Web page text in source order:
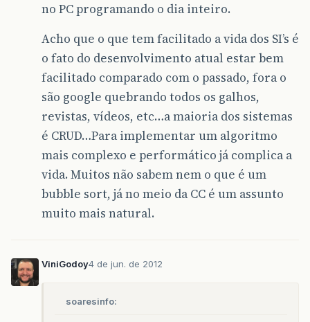
no PC programando o dia inteiro.
Acho que o que tem facilitado a vida dos SI’s é
o fato do desenvolvimento atual estar bem
facilitado comparado com o passado, fora o
são google quebrando todos os galhos,
revistas, vídeos, etc…a maioria dos sistemas
é CRUD…Para implementar um algoritmo
mais complexo e performático já complica a
vida. Muitos não sabem nem o que é um
bubble sort, já no meio da CC é um assunto
muito mais natural.
ViniGodoy4 de jun. de 2012
soaresinfo: